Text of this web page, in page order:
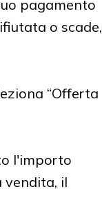
pagamento
o scade,
“Offerta
l'importo
vendita, il